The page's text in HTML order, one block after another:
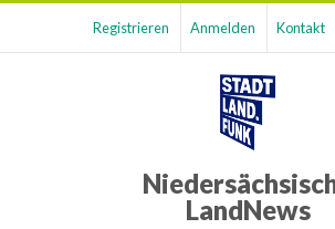
Registrieren Anmelden Kontakt
LandNews